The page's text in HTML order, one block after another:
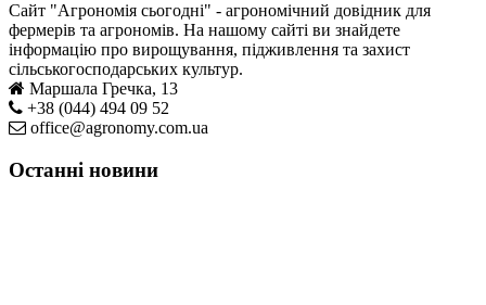
Сайт "Агрономія сьогодні" - агрономічний довідник для
фермерів та агрономів. На нашому сайті ви знайдете
інформацію про вирощування, підживлення та захист
сільськогосподарських культур.
Маршала Гречка, 13
+38 (044) 494 09 52
office@agronomy.com.ua
Останні новини